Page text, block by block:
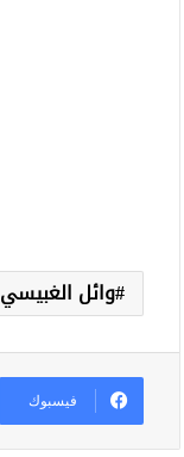
وائل الغبيسي
فيسبوك